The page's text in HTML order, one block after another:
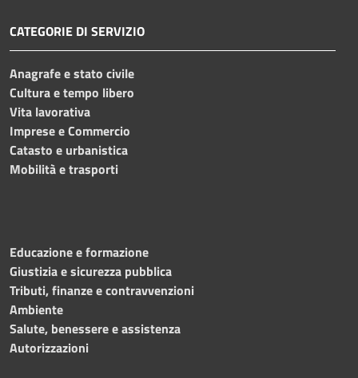
CATEGORIE DI SERVIZIO
Anagrafe e stato civile
Cultura e tempo libero
Vita lavorativa
Imprese e Commercio
Catasto e urbanistica
Mobilità e trasporti
Educazione e formazione
Giustizia e sicurezza pubblica
Tributi, finanze e contravvenzioni
Ambiente
Salute, benessere e assistenza
Autorizzazioni